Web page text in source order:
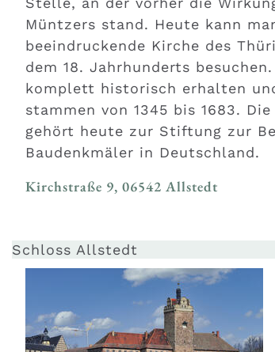
Müntzers stand. Heute kann
beeindruckende Kirche des
dem 18. Jahrhunderts
komplett historisch erhalten
stammen von 1345 bis 1683.
gehört heute zur Stiftung zur
Baudenkmäler in Deutschland.
Kirchstraße 9, 06542 Allstedt
Schloss Allstedt